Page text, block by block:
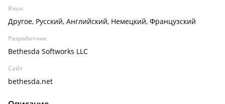
Язык
Другое, Русский, Английский, Немецкий, Французский
Разработчик
Bethesda Softworks LLC
Сайт
bethesda.net